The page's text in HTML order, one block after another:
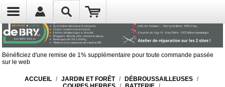
Bénéficiez d'une remise de 1% supplémentaire pour toute commande passée
sur le web
ACCUEIL / JARDIN ET FORÊT / DÉBROUSSAILLEUSES
/